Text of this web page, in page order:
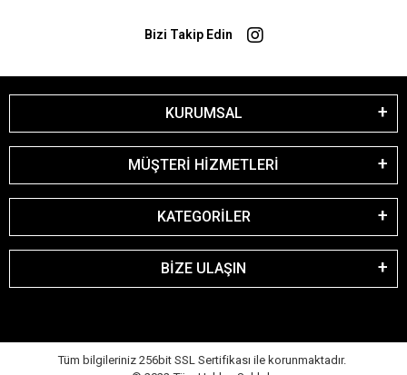
Bizi Takip Edin
KURUMSAL
MÜŞTERİ HİZMETLERİ
KATEGORİLER
BİZE ULAŞIN
Tüm bilgileriniz 256bit SSL Sertifikası ile korunmaktadır.